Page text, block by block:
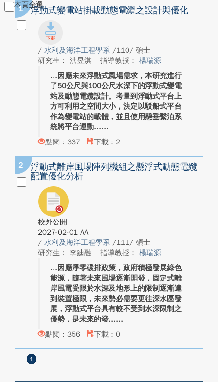
本頁全選
1 浮動式變電站掛載動態電纜之設計與優化
/ 水利及海洋工程學系 /110/ 碩士
研究生： 洪昱淇
指導教授： 楊瑞源
因應未來浮動式風場需求，本研究進行
了50公尺與100公尺水深下的浮動式變電
站及動態電纜設計。考量到浮動式平台上
方可利用之空間大小，決定以駁船式平台
作為變電站的載體，並且使用懸垂繫泊系
統將平台運動...
點閱：337
下載：2
2
浮動式離岸風場陣列機組之懸浮式動態電纜
配置優化分析
校外公開
2027-02-01 AA
/ 水利及海洋工程學系 /111/ 碩士
研究生： 李廸融
指導教授： 楊瑞源
因應淨零碳排政策，政府積極發展綠色
能源，隨著未來風場逐漸開發，固定式離
岸風電受限於水深及地形上的限制逐漸達
到裝置極限，未來勢必需要更往深水區發
展，浮動式平台具有較不受到水深限制之
優勢，是未來的發...
點閱：356
下載：0
1